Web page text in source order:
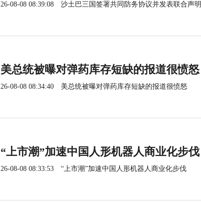
26-08-08 08:39:08 沙土巴三国签署共同防务协议并发表联合声明
美总统被曝对弹药库存短缺的报道很愤怒
26-08-08 08:34:40 美总统被曝对弹药库存短缺的报道很愤怒
“上市潮”加速中国人形机器人商业化步伐
26-08-08 08:33:53 “上市潮”加速中国人形机器人商业化步伐